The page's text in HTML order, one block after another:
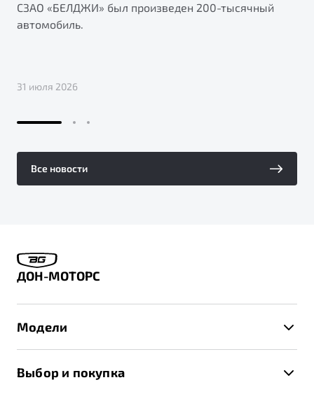
СЗАО «БЕЛДЖИ» был произведен 200-тысячный
автомобиль.
31 июля 2026
Все новости
ДОН-МОТОРС
Модели
Выбор и покупка